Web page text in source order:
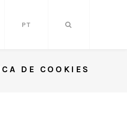
PT
DE COOKIES